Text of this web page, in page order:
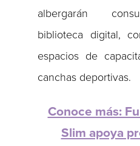
albergarán
biblioteca digital,
espacios de
canchas deportivas.
Conoce más:
Slim apoya